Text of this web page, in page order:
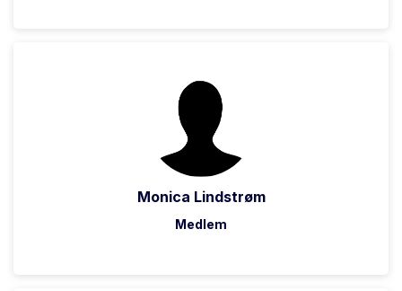
Monica Lindstrøm
Medlem